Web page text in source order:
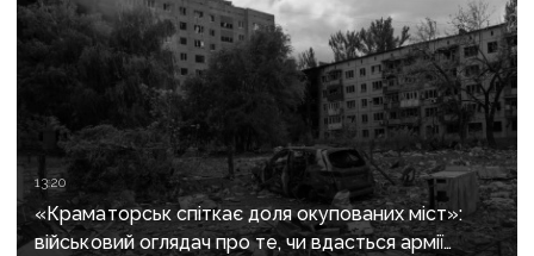
13:20
«Краматорськ спіткає доля окупованих міст»:
військовий оглядач про те, чи вдасться армії